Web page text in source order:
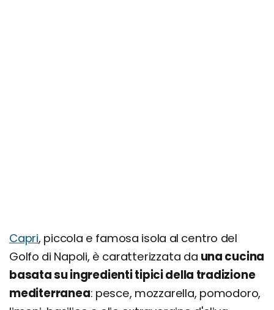
Capri, piccola e famosa isola al centro del
Golfo di Napoli, è caratterizzata da una cucina
basata su ingredienti tipici della tradizione
mediterranea: pesce, mozzarella, pomodoro,